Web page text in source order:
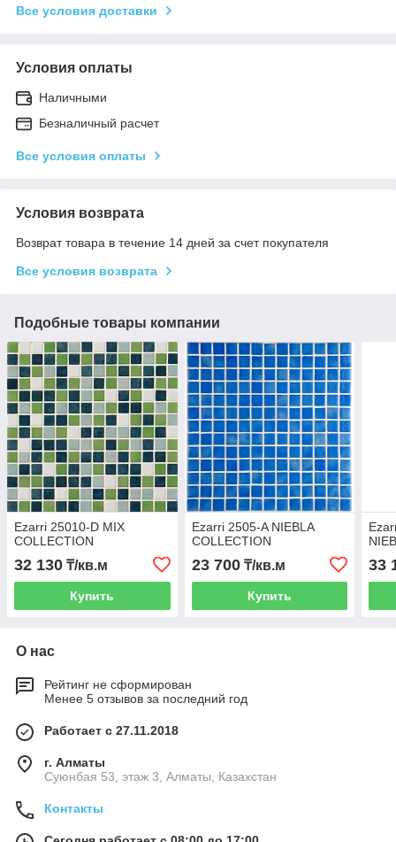
Все условия доставки
Условия оплаты
Наличными
Безналичный расчет
Все условия оплаты
Условия возврата
Возврат товара в течение 14 дней за счет покупателя
Все условия возврата
Подобные товары компании
Ezarri 25010-D MIX
COLLECTION
32 130 ₸/кв.м
Купить
Ezarri 2505-A NIEBLA
COLLECTION
23 700₸/кв.м
Купить
33
О нас
Рейтинг не сформирован
Менее 5 отзывов за последний год
Работает с 27.11.2018
г. Алматы
Суюнбая 53, этаж 3, Алматы, Казахстан
Контакты